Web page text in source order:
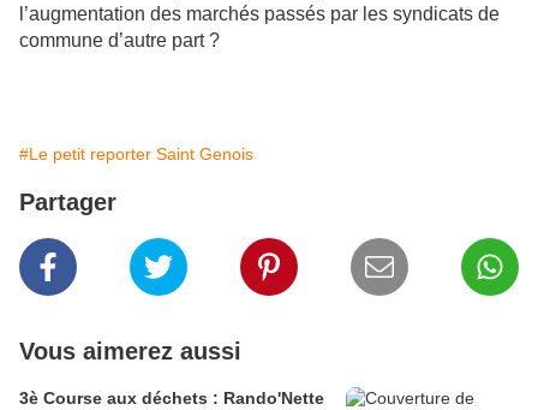
l’augmentation des marchés passés par les syndicats de
commune d’autre part ?
#Le petit reporter Saint Genois
Partager
Vous aimerez aussi
3è Course aux déchets : Rando'Nette